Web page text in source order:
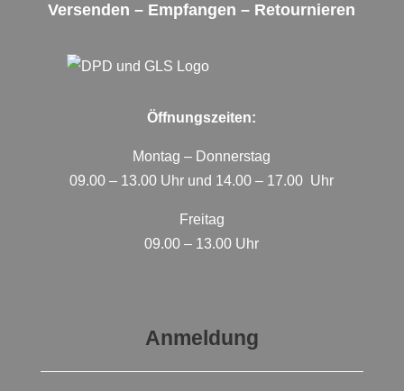
Versenden – Empfangen – Retournieren
Öffnungszeiten:
Montag – Donnerstag
09.00 – 13.00 Uhr und 14.00 – 17.00 Uhr
Freitag
09.00 – 13.00 Uhr
Anmeldung